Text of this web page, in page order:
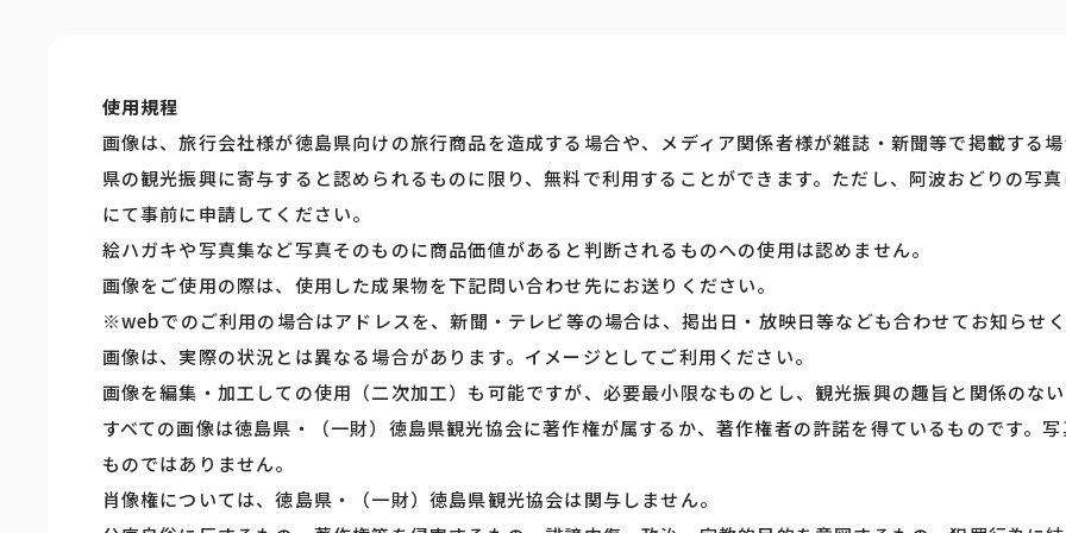
使用規程
画像は、旅行会社様が徳島県向けの旅行商品を造成する場合や、メディア関係者様が雑誌・新聞等で掲載する
県の観光振興に寄与すると認められるものに限り、無料で利用することができます。ただし、阿波おどりの写
にて事前に申請してください。
絵ハガキや写真集など写真そのものに商品価値があると判断されるものへの使用は認めません。
画像をご使用の際は、使用した成果物を下記問い合わせ先にお送りください。
※webでのご利用の場合はアドレスを、新聞・テレビ等の場合は、掲出日・放映日等なども合わせてお知らせ
画像は、実際の状況とは異なる場合があります。イメージとしてご利用ください。
画像を編集・加工しての使用（二次加工）も可能ですが、必要最小限なものとし、観光振興の趣旨と関係のな
すべての画像は徳島県・（一財）徳島県観光協会に著作権が属するか、著作権者の許諾を得ているものです。
ものではありません。
肖像権については、徳島県・（一財）徳島県観光協会は関与しません。